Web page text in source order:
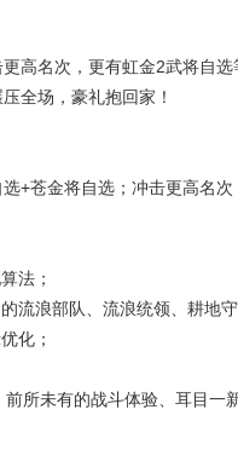
高名次，更有虹金2武将自选
全场，豪礼抱回家！
选+苍金将自选；冲击更高名
法；
流浪部队、流浪统领、耕地守
化；
所未有的战斗体验、耳目一